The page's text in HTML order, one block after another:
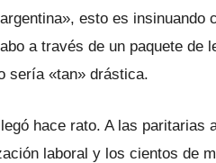
esto es insinuando
a través de un paquete de
sería «tan» drástica.
hace rato. A las paritarias
laboral y los cientos de